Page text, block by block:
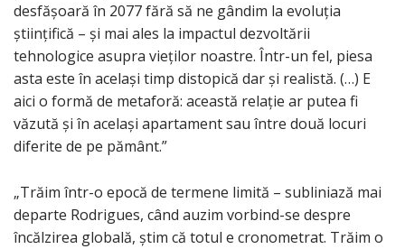
desfășoară în 2077 fără să ne gândim la evoluția
științifică – și mai ales la impactul dezvoltării
tehnologice asupra vieților noastre. Într-un fel, piesa
asta este în același timp distopică dar și realistă. (…) E
aici o formă de metaforă: această relație ar putea fi
văzută și în același apartament sau între două locuri
diferite de pe pământ.”
„Trăim într-o epocă de termene limită – subliniază mai
departe Rodrigues, când auzim vorbind-se despre
încălzirea globală, știm că totul e cronometrat. Trăim o